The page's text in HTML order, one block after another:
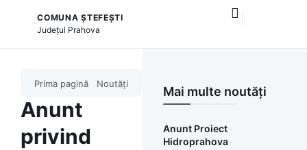
COMUNA ȘTEFEȘTI
Județul Prahova
Prima pagină Noutăți
Anunt
privind
Mai multe noutăți
Anunt Proiect
Hidroprahova